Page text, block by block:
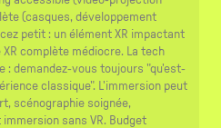
(casques, développement
petit : un élément XR impactant
complète médiocre. La tech
: demandez-vous toujours "qu'est-
classique". L'immersion peut
scénographie soignée,
sans VR. Budget